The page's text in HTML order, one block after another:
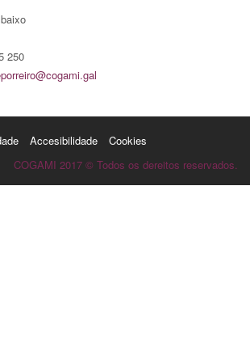
250
Accesibilidade
Cookies
COGAMI 2017 © Todos os dereitos reservados.